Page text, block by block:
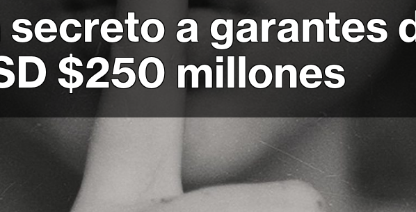
a garantes
$250 millones